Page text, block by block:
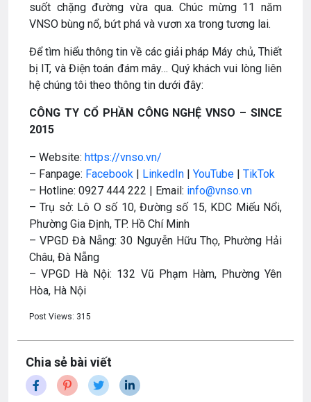
suốt chặng đường vừa qua. Chúc mừng 11 năm
VNSO bùng nổ, bứt phá và vươn xa trong tương lai.
Để tìm hiểu thông tin về các giải pháp Máy chủ, Thiết
bị IT, và Điện toán đám mây… Quý khách vui lòng liên
hệ chúng tôi theo thông tin dưới đây:
CÔNG TY CỔ PHẦN CÔNG NGHỆ VNSO – SINCE
2015
– Website: https://vnso.vn/
– Fanpage: Facebook | LinkedIn | YouTube | TikTok
– Hotline: 0927 444 222 | Email: info@vnso.vn
– Trụ sở: Lô O số 10, Đường số 15, KDC Miếu Nổi,
Phường Gia Định, TP. Hồ Chí Minh
– VPGD Đà Nẵng: 30 Nguyễn Hữu Thọ, Phường Hải
Châu, Đà Nẵng
– VPGD Hà Nội: 132 Vũ Phạm Hàm, Phường Yên
Hòa, Hà Nội
Post Views: 315
Chia sẻ bài viết